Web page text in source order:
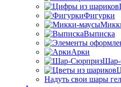
Фигурки
Выписка
Арки
Шар-
Надуть свои шары